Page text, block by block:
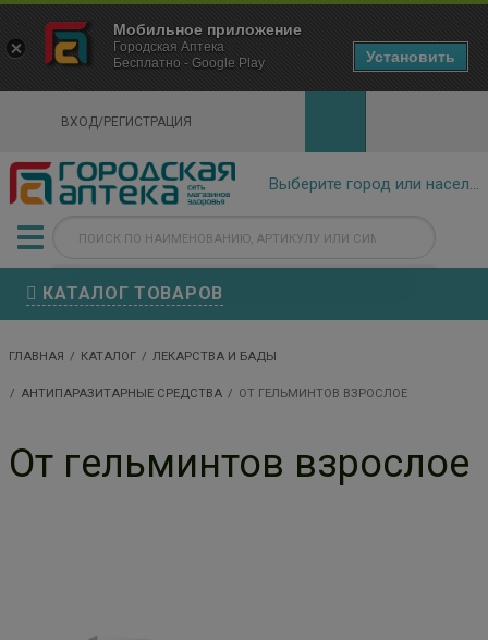
ВХОД/РЕГИСТРАЦИЯ
КАТАЛОГ ТОВАРОВ
ГЛАВНАЯ КАТАЛОГ ЛЕКАРСТВА И БАДЫ
АНТИПАРАЗИТАРНЫЕ СРЕДСТВА ОТ ГЕЛЬМИНТОВ ВЗРОСЛОЕ
От гельминтов взрослое
×
Городская Аптека Маркетплейс
- In Google Play
Мобильное приложение
Городская Аптека
Бесплатно - Google Play
Установить